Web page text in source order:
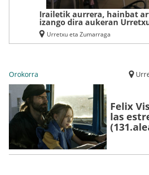
Irailetik aurrera, hainbat
izango dira aukeran
Urretxu eta Zumarraga
Orokorra
Felix
las